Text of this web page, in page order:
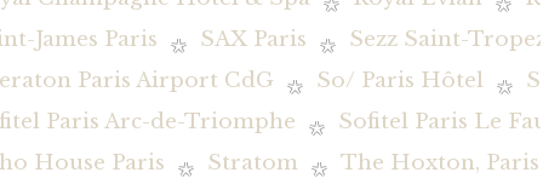
James Paris
SAX Paris
Sezz Saint-
Paris Airport CdG
So/ Paris Hôtel
Paris Arc-de-Triomphe
Sofitel Paris Le
House Paris
Stratom
The Hoxton, Paris